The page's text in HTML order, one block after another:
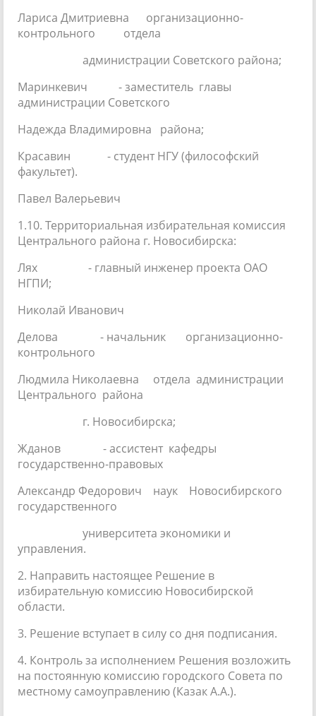
Лариса Дмитриевна организационно-
контрольного отдела
администрации Советского района;
Маринкевич - заместитель главы
администрации Советского
Надежда Владимировна района;
Красавин - студент НГУ (философский
факультет).
Павел Валерьевич
1.10. Территориальная избирательная комиссия
Центрального района г. Новосибирска:
Лях - главный инженер проекта ОАО
НГПИ;
Николай Иванович
Делова - начальник организационно-
контрольного
Людмила Николаевна отдела администрации
Центрального района
г. Новосибирска;
Жданов - ассистент кафедры
государственно-правовых
Александр Федорович наук Новосибирского
государственного
университета экономики и
управления.
2. Направить настоящее Решение в
избирательную комиссию Новосибирской
области.
3. Решение вступает в силу со дня подписания.
4. Контроль за исполнением Решения возложить
на постоянную комиссию городского Совета по
местному самоуправлению (Казак А.А.).